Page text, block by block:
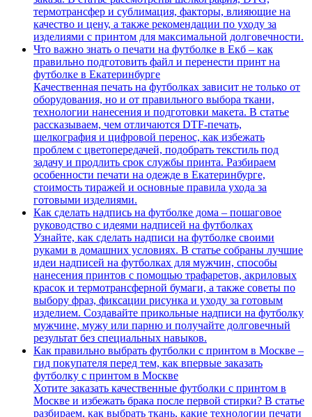
термотрансфер и сублимация, факторы, влияющие на
качество и цену, а также рекомендации по уходу за
изделиями с принтом для максимальной долговечности.
Что важно знать о печати на футболке в Екб – как
правильно подготовить файл и перенести принт на
футболке в Екатеринбурге
Качественная печать на футболках зависит не только от
оборудования, но и от правильного выбора ткани,
технологии нанесения и подготовки макета. В статье
рассказываем, чем отличаются DTF-печать,
шелкография и цифровой перенос, как избежать
проблем с цветопередачей, подобрать текстиль под
задачу и продлить срок службы принта. Разбираем
особенности печати на одежде в Екатеринбурге,
стоимость тиражей и основные правила ухода за
готовыми изделиями.
Как сделать надпись на футболке дома – пошаговое
руководство с идеями надписей на футболках
Узнайте, как сделать надписи на футболке своими
руками в домашних условиях. В статье собраны лучшие
идеи надписей на футболках для мужчин, способы
нанесения принтов с помощью трафаретов, акриловых
красок и термотрансферной бумаги, а также советы по
выбору фраз, фиксации рисунка и уходу за готовым
изделием. Создавайте прикольные надписи на футболку
мужчине, мужу или парню и получайте долговечный
результат без специальных навыков.
Как правильно выбрать футболки с принтом в Москве –
гид покупателя перед тем, как впервые заказать
футболку с принтом в Москве
Хотите заказать качественные футболки с принтом в
Москве и избежать брака после первой стирки? В статье
разбираем, как выбрать ткань, какие технологии печати